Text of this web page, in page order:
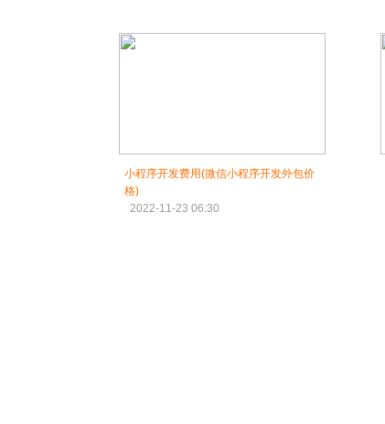
小程序开发费用(微信小程序开发外包价
格)
2022-11-23 06:30